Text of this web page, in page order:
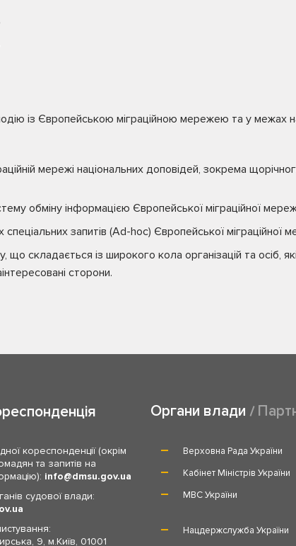
із Європейською міграційною мережею та у межах
мережі національних доповідей, зокрема
обміну інформацією Європейської міграційної
запитів (Ad-hoc) Європейської міграційної
що складається із широкого кола організацій та осіб,
сторони.
кореспонденції (окрім
та запитів на
info
dmsu.gov.ua
судової влади:
9, м.Київ, 01001
Органи влади
Верховна Рада України
Кабінет Міністрів України
МВС України
Нацдержслужба України